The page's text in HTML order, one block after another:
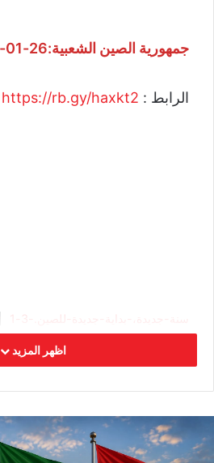
جمهورية الصين الشعبية:26-01-2023
الرابط : https://rb.gy/haxkt2
سنة-جديدة،-بداية-جديدة-للصين.-3-1
https://rb.gy/haxkt2اظهر المزيد